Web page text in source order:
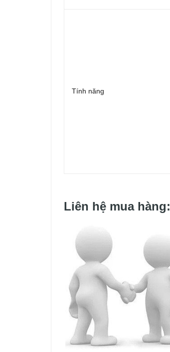
Tính năng
Liên hệ mua hàng: